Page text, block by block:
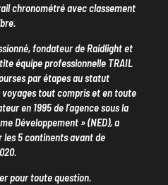
chronométré avec classement
fondateur de Raidlight et
équipe professionnelle TRAIL
par étapes au statut
voyages tout compris et en toute
en 1995 de l’agence sous la
Développement » (NED), a
les 5 continents avant de
pour toute question.